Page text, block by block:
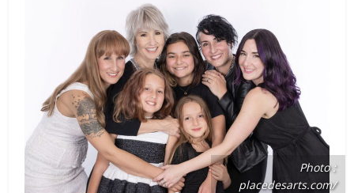
Photo :
placedesarts.com/